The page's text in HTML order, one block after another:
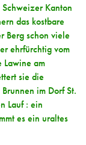
Kanton
das kostbare
Berg schon viele
ehrfürchtig vom
am
sie die
im Dorf St.
Lauf : ein
es ein uraltes